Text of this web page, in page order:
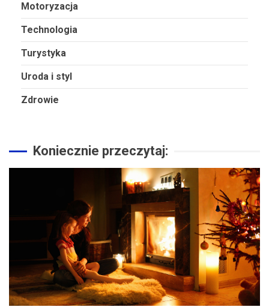
Motoryzacja
Technologia
Turystyka
Uroda i styl
Zdrowie
Koniecznie przeczytaj: